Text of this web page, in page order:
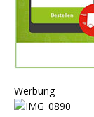
Werbung